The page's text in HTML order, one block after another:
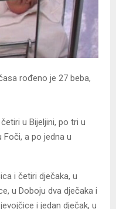
rođeno je 27 beba,
u Bijeljini, po tri u
Foči, a po jedna u
i četiri dječaka, u
u Doboju dva dječaka i
i jedan dječak, u